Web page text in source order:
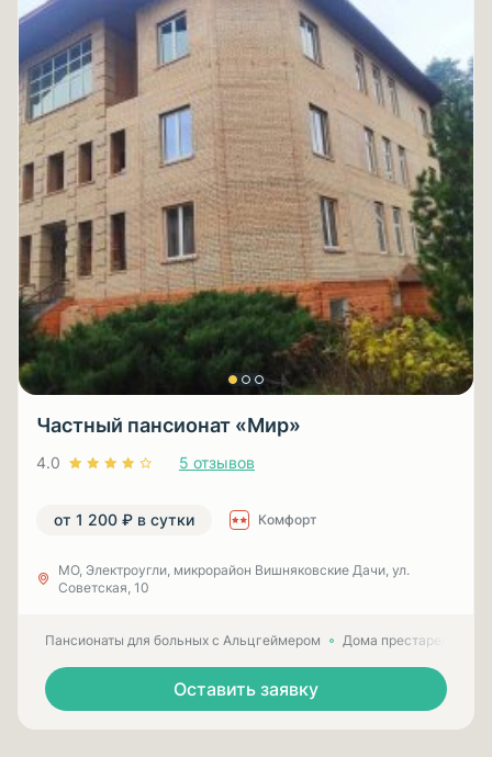
Частный пансионат «Мир»
4.0 5 отзывов
от 1 200 ₽ в сутки Комфорт
МО, Электроугли, микрорайон Вишняковские Дачи, ул.
Советская, 10
Пансионаты для больных с Альцгеймером Дома престарелых
Оставить заявку